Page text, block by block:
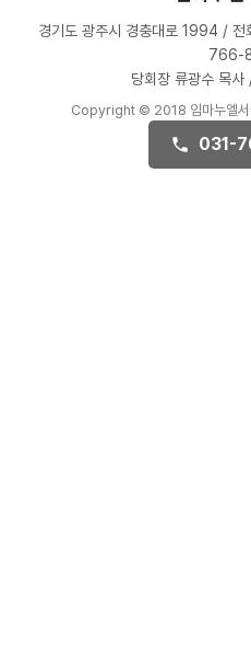
경기도 광주시 경충대로 1994 /
766-
당회장 류광수 목
Copyright © 2018 임마누엘
031-